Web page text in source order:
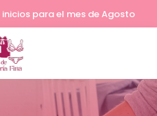
para el mes de Agosto